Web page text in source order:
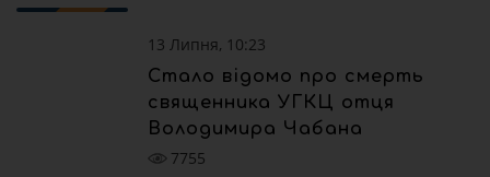
13 Липня, 10:23
Стало відомо про смерть
священника УГКЦ отця
Володимира Чабана
7755